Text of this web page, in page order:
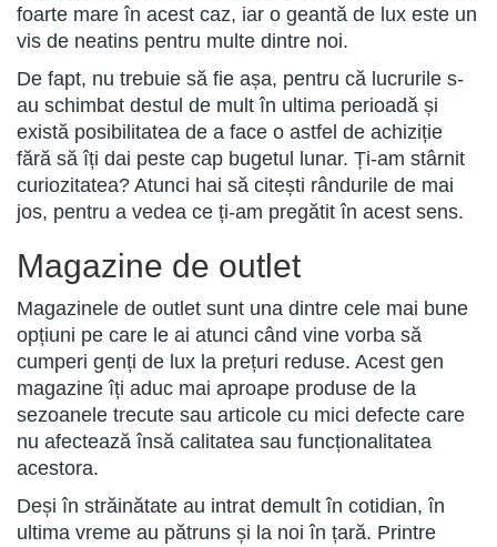
foarte mare în acest caz, iar o geantă de lux este un
vis de neatins pentru multe dintre noi.
De fapt, nu trebuie să fie așa, pentru că lucrurile s-
au schimbat destul de mult în ultima perioadă și
există posibilitatea de a face o astfel de achiziție
fără să îți dai peste cap bugetul lunar. Ți-am stârnit
curiozitatea? Atunci hai să citești rândurile de mai
jos, pentru a vedea ce ți-am pregătit în acest sens.
Magazine de outlet
Magazinele de outlet sunt una dintre cele mai bune
opțiuni pe care le ai atunci când vine vorba să
cumperi genți de lux la prețuri reduse. Acest gen
magazine îți aduc mai aproape produse de la
sezoanele trecute sau articole cu mici defecte care
nu afectează însă calitatea sau funcționalitatea
acestora.
Deși în străinătate au intrat demult în cotidian, în
ultima vreme au pătruns și la noi în țară. Printre